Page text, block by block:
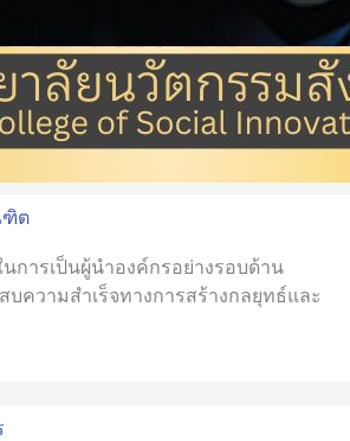
ฑิต
ารเป็นผู้นำองค์กรอย่างรอบด้าน
ความสำเร็จทางการสร้างกลยุทธ์และ